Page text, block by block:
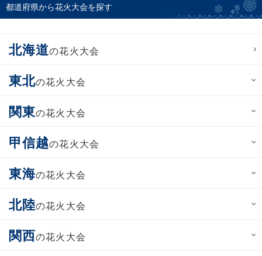
都道府県から花火大会を探す
北海道の花火大会
東北の花火大会
関東の花火大会
甲信越の花火大会
東海の花火大会
北陸の花火大会
関西の花火大会